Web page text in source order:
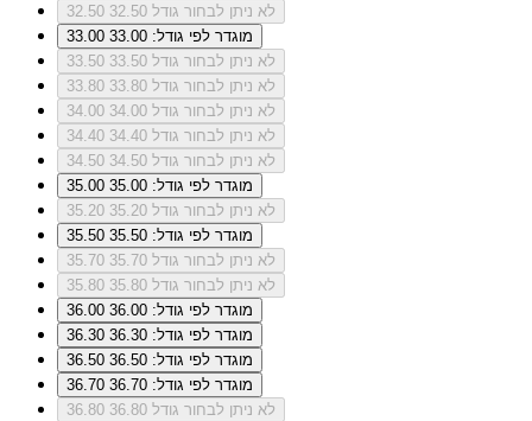
32.50
לא ניתן לבחור גודל 32.50
33.00
מוגדר לפי גודל: 33.00
33.50
לא ניתן לבחור גודל 33.50
33.80
לא ניתן לבחור גודל 33.80
34.00
לא ניתן לבחור גודל 34.00
34.40
לא ניתן לבחור גודל 34.40
34.50
לא ניתן לבחור גודל 34.50
35.00
מוגדר לפי גודל: 35.00
35.20
לא ניתן לבחור גודל 35.20
35.50
מוגדר לפי גודל: 35.50
35.70
לא ניתן לבחור גודל 35.70
35.80
לא ניתן לבחור גודל 35.80
36.00
מוגדר לפי גודל: 36.00
36.30
מוגדר לפי גודל: 36.30
36.50
מוגדר לפי גודל: 36.50
36.70
מוגדר לפי גודל: 36.70
36.80
לא ניתן לבחור גודל 36.80